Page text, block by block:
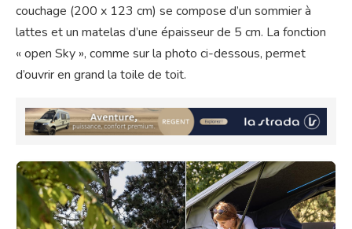
couchage (200 x 123 cm) se compose d’un sommier à
lattes et un matelas d’une épaisseur de 5 cm. La fonction
« open Sky », comme sur la photo ci-dessous, permet
d’ouvrir en grand la toile de toit.